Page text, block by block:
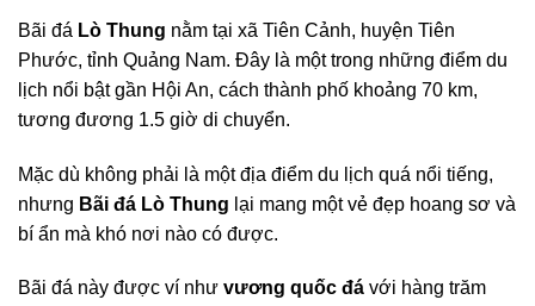
Bãi đá Lò Thung nằm tại xã Tiên Cảnh, huyện Tiên
Phước, tỉnh Quảng Nam. Đây là một trong những điểm du
lịch nổi bật gần Hội An, cách thành phố khoảng 70 km,
tương đương 1.5 giờ di chuyển.
Mặc dù không phải là một địa điểm du lịch quá nổi tiếng,
nhưng Bãi đá Lò Thung lại mang một vẻ đẹp hoang sơ và
bí ẩn mà khó nơi nào có được.
Bãi đá này được ví như vương quốc đá với hàng trăm